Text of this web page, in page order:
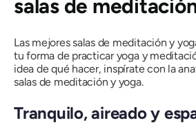
salas de
Las mejores salas de meditación y
tu forma de practicar yoga y
idea de qué hacer, inspírate con la
salas de meditación y yoga.
Tranquilo, aireado y